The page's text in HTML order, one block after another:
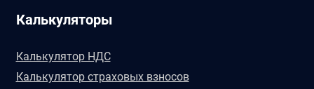
Калькуляторы
Калькулятор НДС
Калькулятор страховых взносов